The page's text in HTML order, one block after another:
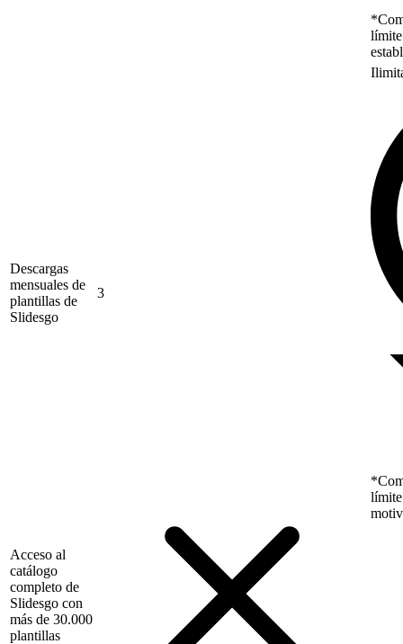
Descargas
mensuales de
plantillas de
Slidesgo
3
límite
Acceso al
catálogo
completo de
Slidesgo con
más de 30.000
plantillas